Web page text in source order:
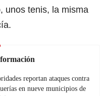
unos tenis, la misma
reportan ataques contra
en nueve municipios de